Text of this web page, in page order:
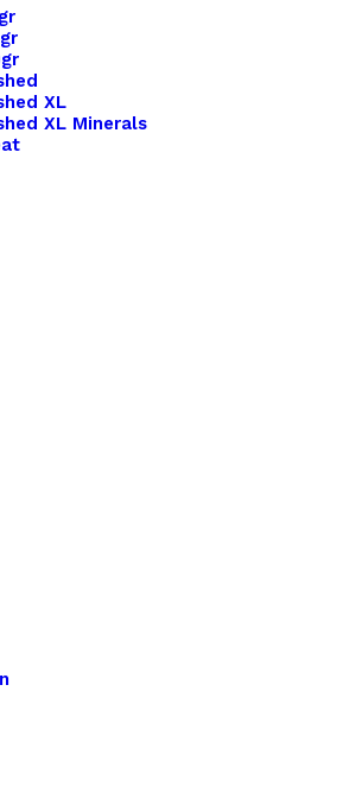
XL
XL Minerals
aan winkelwagen
verlanglijst
verzonden